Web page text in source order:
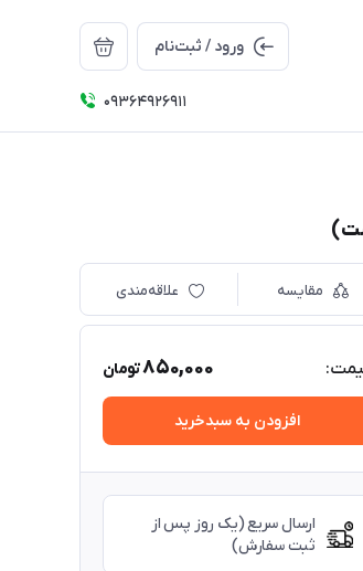
ورود / ثبت‌نام
09364926911
مقایسه علاقه‌مندی
850,000تومان
افزودن به سبدخرید
ارسال سریع (یک روز پس از
ثبت سفارش)